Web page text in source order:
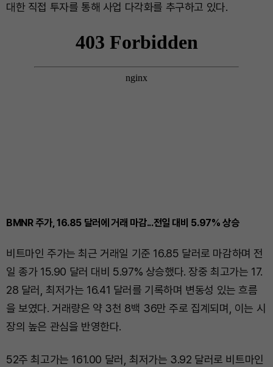
대한 직접 투자를 통해 사업 다각화를 추구하고 있다.
BMNR 주가, 16.85 달러에 거래 마감...전일 대비 5.97% 상승
비트마인 주가는 최근 거래일 기준 16.85 달러로 마감하며 전
일 종가 15.90 달러 대비 5.97% 상승했다. 장중 최고가는 17.
28 달러, 최저가는 16.41 달러를 기록하며 변동성 있는 흐름
을 보였다. 거래량은 약 3천 8백 36만 주로 집계되며, 이는 시
장의 높은 관심을 반영한다.
52주 최고가는 161.00 달러, 최저가는 3.92 달러로 비트마인